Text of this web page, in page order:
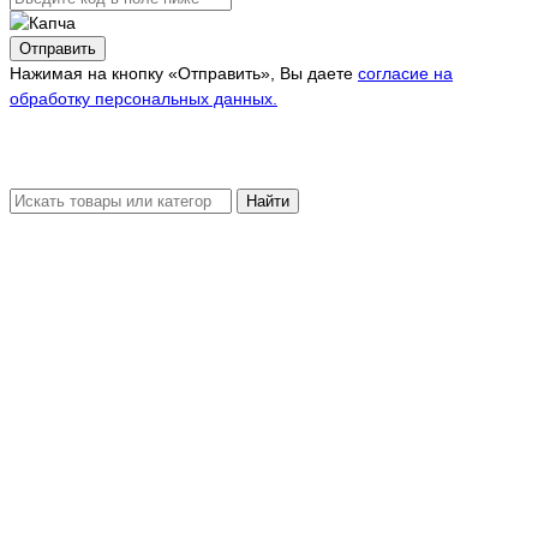
Отправить
Нажимая на кнопку «Отправить», Вы даете согласие на
обработку персональных данных.
Найти